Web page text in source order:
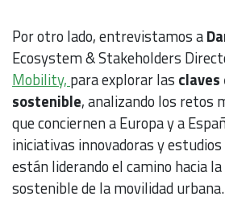
Por otro lado, entrevistamos a
Ecosystem & Stakeholders
Mobility, para explorar las
sostenible, analizando los retos
que conciernen a Europa y a
iniciativas innovadoras y
están liderando el camino hacia
sostenible de la movilidad urbana.